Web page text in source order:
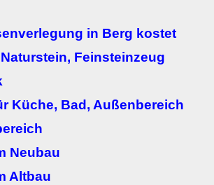
in Berg kostet
Feinsteinzeug
Küche, Bad, Außenbereich
Neubau
Altbau